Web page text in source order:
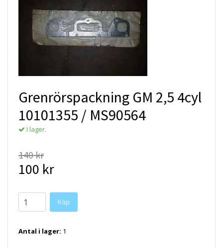
Grenrörspackning GM 2,5 4cyl
10101355 / MS90564
I lager.
140 kr
100 kr
Antal i lager: 1